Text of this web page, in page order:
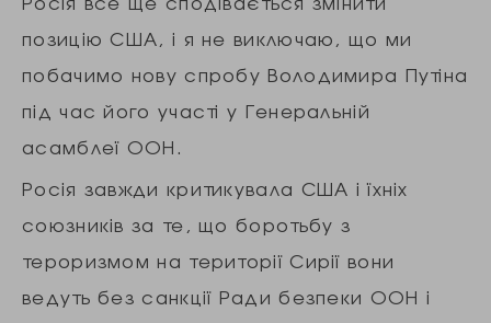
позицію США, і я не виключаю, що ми
побачимо нову спробу Володимира Путіна
під час його участі у Генеральній
асамблеї ООН.
Росія завжди критикувала США і їхніх
союзників за те, що боротьбу з
тероризмом на території Сирії вони
ведуть без санкції Ради безпеки ООН і